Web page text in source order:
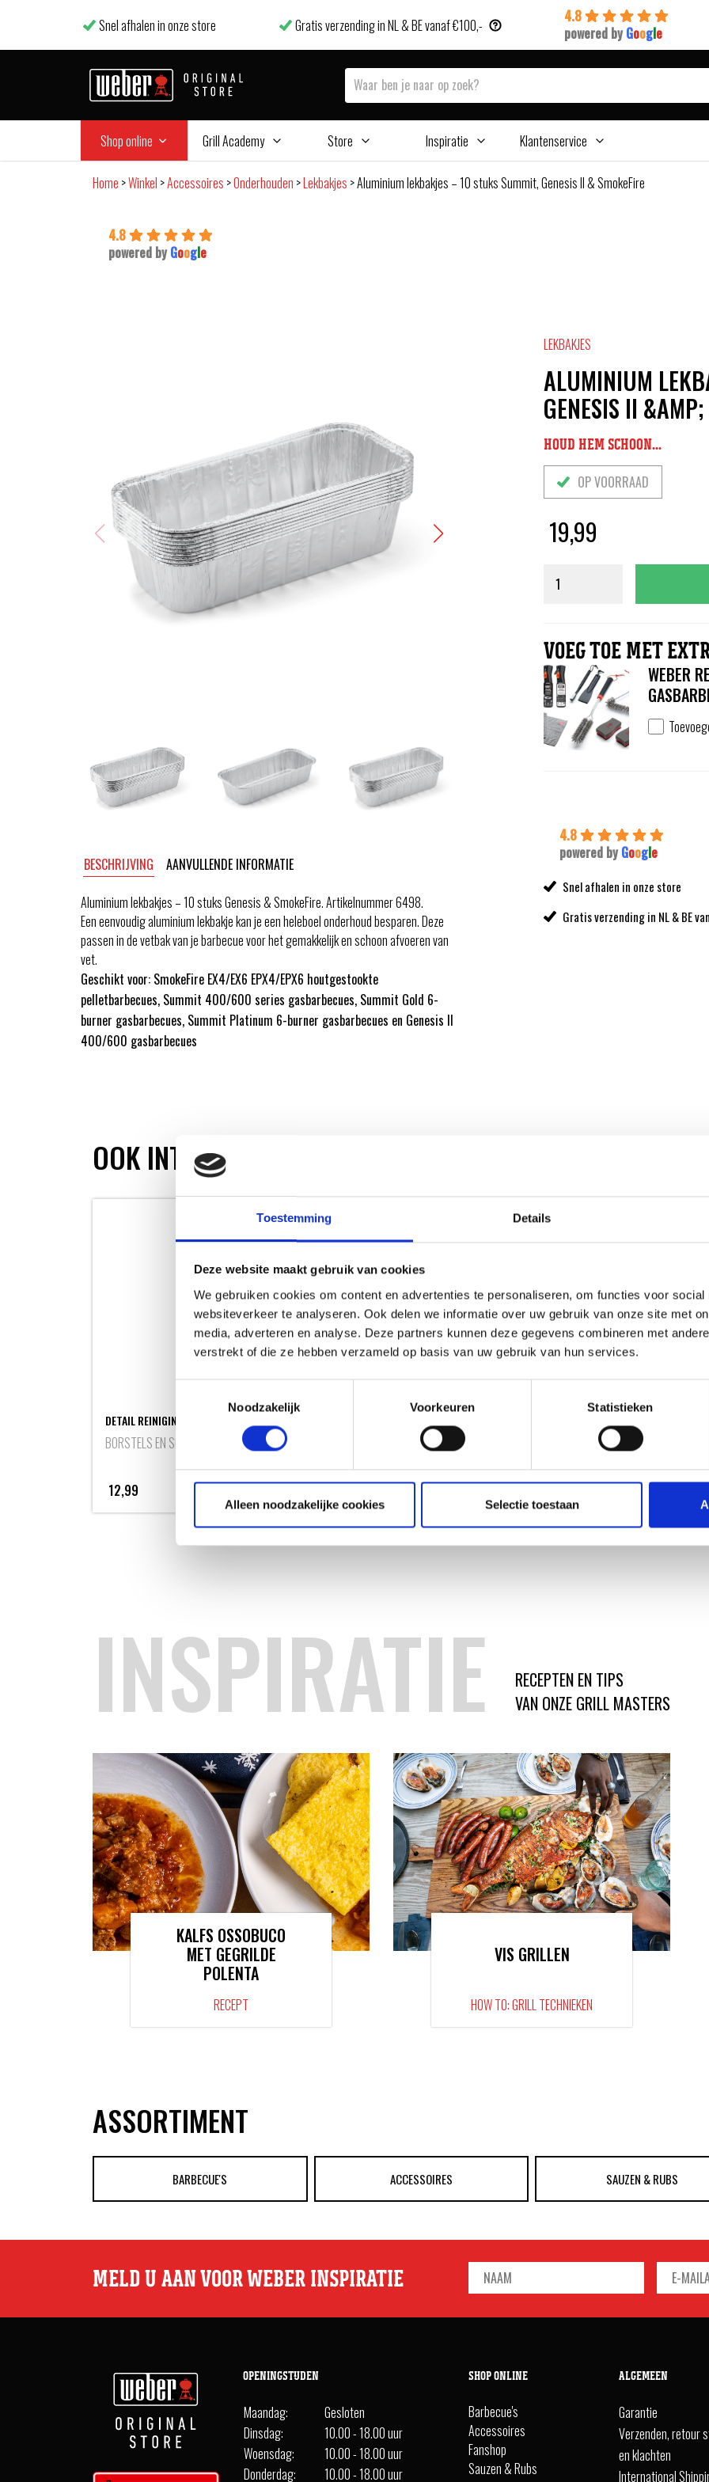
Toestemming Details
Deze website maakt gebruik van cookies
We gebruiken cookies om content en advertenties te personaliseren, om functies voor social
websiteverkeer te analyseren. Ook delen we informatie over uw gebruik van onze site met
media, adverteren en analyse. Deze partners kunnen deze gegevens combineren met
verstrekt of die ze hebben verzameld op basis van uw gebruik van hun services.
Noodzakelijk
Voorkeuren Statistieken
Alleen noodzakelijke cookies Selectie toestaan
Snel afhalen in onze store Gratis verzending in NL & BE vanaf €100,-
4.8
powered by Google
Shop online Grill Academy Store Inspiratie Klantenservice
Home >Winkel >Accessoires >Onderhouden >Lekbakjes >Aluminium lekbakjes – 10 stuks Summit, Genesis II & SmokeFire
4.8
powered by Google
BESCHRIJVING
AANVULLENDE INFORMATIE
Aluminium lekbakjes – 10 stuks Genesis & SmokeFire. Artikelnummer 6498.
Een eenvoudig aluminium lekbakje kan je een heleboel onderhoud besparen. Deze
passen in de vetbak van je barbecue voor het gemakkelijk en schoon afvoeren van
vet.
Geschikt voor: SmokeFire EX4/EX6 EPX4/EPX6 houtgestookte
pelletbarbecues, Summit 400/600 series gasbarbecues, Summit Gold 6-
burner gasbarbecues, Summit Platinum 6-burner gasbarbecues en Genesis II
400/600 gasbarbecues
LEKBAKJES
ALUMINIUM
GENESIS II
HOUD HEM SCHOON...
OP VOORRAAD
19,99
VOEG TOE MET
WEBER
4.8
powered by Google
Snel afhalen in onze store
Gratis verzending in NL & BE
OOK INTERESSANT
DETAIL REINIGINGSBORSTEL
BORSTELS EN SCHRAPERS
12,99
WEBER REINIGINGSSET VOOR
REINIGINGSSETS
74,99
INSPIRATIE
RECEPTEN EN TIPS
VAN ONZE GRILL MASTERS
KALFS OSSOBUCO
MET GEGRILDE
POLENTA
RECEPT
VIS GRILLEN
HOW TO: GRILL TECHNIEKEN
ASSORTIMENT
BARBECUE'S ACCESSOIRES SAUZEN & RUBS
MELD U AAN VOOR WEBER INSPIRATIE
OPENINGSTIJDEN
Maandag:
Gesloten
Dinsdag:
10.00 - 18.00 uur
Woensdag:
10.00 - 18.00 uur
Donderdag:
10.00 - 18.00 uur
SHOP ONLINE
Barbecue's
Accessoires
Fanshop
Sauzen & Rubs
ALGEMEEN
Garantie
Verzenden, retour
en klachten
International